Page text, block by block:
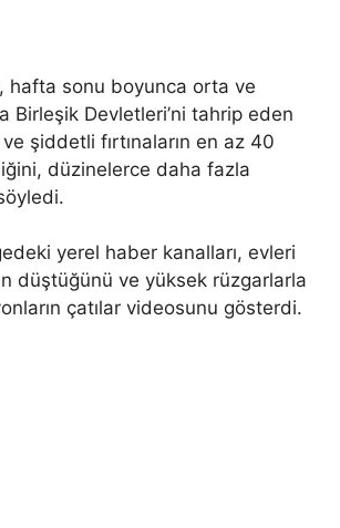
hafta sonu boyunca orta ve
Birleşik Devletleri’ni tahrip eden
şiddetli fırtınaların en az 40
düzinelerce daha fazla
yerel haber kanalları, evleri
düştüğünü ve yüksek rüzgarlarla
çatılar videosunu gösterdi.